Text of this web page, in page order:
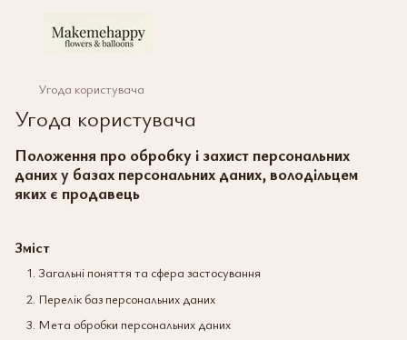
Угода користувача
Угода користувача
Положення про обробку і захист персональних
даних у базах персональних даних, володільцем
яких є продавець
Зміст
Загальні поняття та сфера застосування
Перелік баз персональних даних
Мета обробки персональних даних